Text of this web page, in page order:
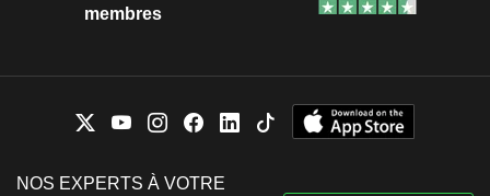
membres
NOS EXPERTS À VOTRE